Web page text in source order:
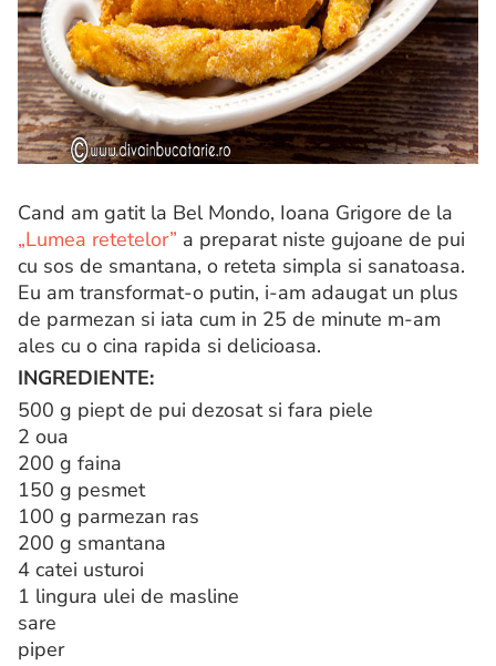
Cand am gatit la Bel Mondo, Ioana Grigore de la
„Lumea retetelor” a preparat niste gujoane de pui
cu sos de smantana, o reteta simpla si sanatoasa.
Eu am transformat-o putin, i-am adaugat un plus
de parmezan si iata cum in 25 de minute m-am
ales cu o cina rapida si delicioasa.
INGREDIENTE:
500 g piept de pui dezosat si fara piele
2 oua
200 g faina
150 g pesmet
100 g parmezan ras
200 g smantana
4 catei usturoi
1 lingura ulei de masline
sare
piper